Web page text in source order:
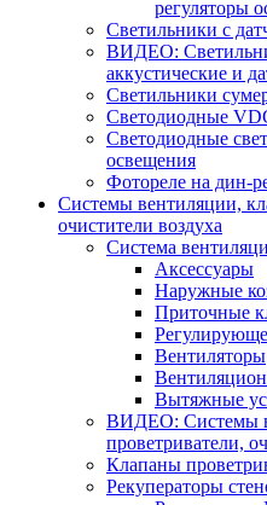
регуляторы
Светильники с
ВИДЕО:
аккустические и
Светильники
Светодиодные
Светодиодные
освещения
Фотореле на дин-
Системы вентиляции,
очистители воздуха
Система
Аксессуары
Наружные
Приточные
Вентиляторы
Вытяжные
ВИДЕО: Системы
проветриватели,
Клапаны
Рекуператоры